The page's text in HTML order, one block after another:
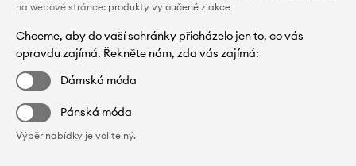
na webové stránce: produkty vyloučené z akce
Chceme, aby do vaší schránky přicházelo jen to, co vás
opravdu zajímá. Řekněte nám, zda vás zajímá:
Dámská móda
Pánská móda
Výběr nabídky je volitelný.